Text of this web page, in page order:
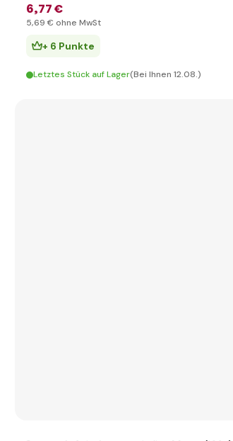
6,77 €
5,69 € ohne MwSt
+ 6 Punkte
Letztes Stück auf Lager(Bei Ihnen 12.08.)